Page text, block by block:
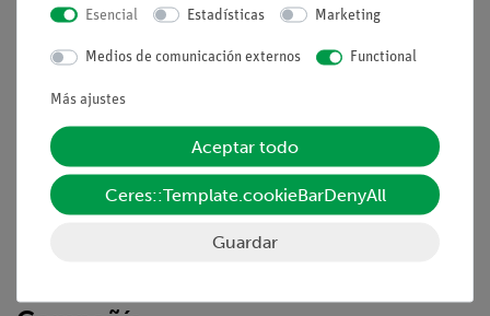
Condiciones comerciales generales
Pie de imprenta
Servicio
Resumen del servicio
Descargas
Esencial Estadísticas Marketing
Medios de comunicación externos Functional
Más ajustes
Aceptar todo
Ceres::Template.cookieBarDenyAll
Guardar